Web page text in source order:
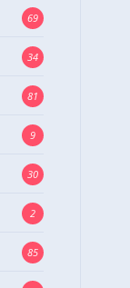
69
34
81
9
30
2
85